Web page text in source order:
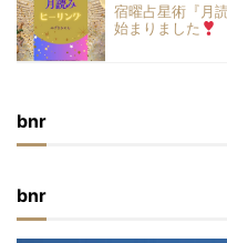
宿曜占星術『月
始まりました
bnr
bnr